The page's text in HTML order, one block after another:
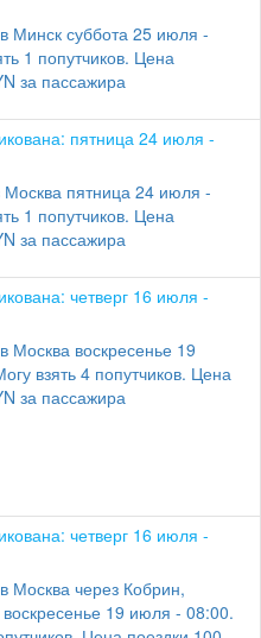
Минск суббота 25 июля -
1 попутчиков. Цена
за пассажира
пятница 24 июля -
Москва пятница 24 июля -
1 попутчиков. Цена
за пассажира
четверг 16 июля -
Москва воскресенье 19
взять 4 попутчиков. Цена
за пассажира
четверг 16 июля -
Москва через Кобрин,
19 июля - 08:00.